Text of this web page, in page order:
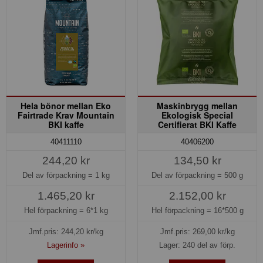
Hela bönor mellan Eko
Fairtrade Krav Mountain
BKI kaffe
40411110
244,20 kr
Del av förpackning = 1 kg
1.465,20 kr
Hel förpackning = 6*1 kg
Jmf.pris: 244,20kr/kg
Lagerinfo »
Maskinbrygg mellan
Ekologisk Special
Certifierat BKI Kaffe
40406200
134,50 kr
Del av förpackning = 500 g
2.152,00 kr
Hel förpackning = 16*500 g
Jmf.pris: 269,00kr/kg
Lager: 240 del av förp.